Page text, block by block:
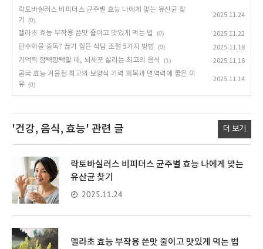
락토바실러스 비피더스 균주별 효능 나에게 맞는 유산균 찾
기
(0)
2025.11.24
멜라초 효능 부작용 쓴맛 줄이고 맛있게 먹는 법 (0)
2025.11.22
탄수화물 중독? 끊기 힘든 식탐 조절 5가지 방법
(0)
2025.11.18
기억력 깜빡깜빡할 때, 뇌세포 살리는 최고의 음식
(1)
2025.11.16
곰국 효능 겨울철 최고의 보양식 기력 회복과 면역력에 좋은 이
유 (0)
2025.11.14
'건강, 음식, 효능' 관련 글 더 보기
락토바실러스 비피더스 균주별 효능 나에게 맞는
유산균 찾기
2025.11.24
멜라초 효능 부작용 쓴맛 줄이고 맛있게 먹는 법